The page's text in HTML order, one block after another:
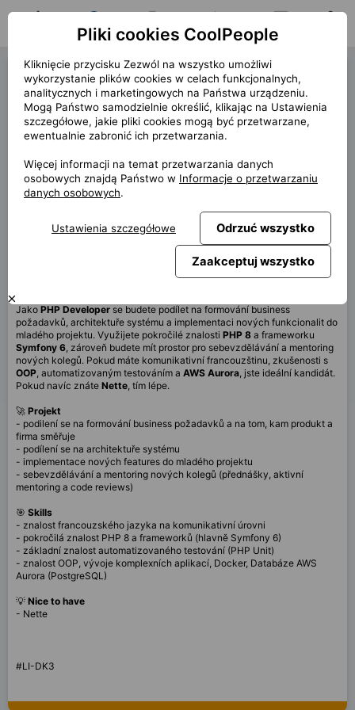
Oferty pracy Moje aplikacje Powiadomienia Wiadomości
PHP Developer (42364)
« wstecz
Lokalizacja
Praha
rozpoczęcia
Umowa
Umowa o pracę Klient
Ta oferta nie jest aktualnie dostępna
Jako PHP Developer se budete podílet na formování business
požadavků, architektuře systému a implementaci nových funkcionalit do
mladého projektu. Využijete pokročilé znalosti PHP 8 a frameworku
Symfony 6, zároveň budete mít prostor pro sebevzdělávání a mentoring
nových kolegů. Pokud máte komunikativní francouzštinu, zkušenosti s
OOP, automatizovaným testováním a AWS Aurora, jste ideální kandidát.
Pokud navíc znáte Nette, tím lépe.
🚀 Projekt
- podilení se na formování business požadavků a na tom, kam produkt a
firma směřuje
- podílení se na architektuře systému
- implementace nových features do mladého projektu
- sebevzdělávání a mentoring nových kolegů (přednášky, aktivní
mentoring a code reviews)
🎯 Skills
- znalost francouzského jazyka na komunikativní úrovni
- pokročilá znalost PHP 8 a frameworků (hlavně Symfony 6)
- základní znalost automatizovaného testování (PHP Unit)
- znalost OOP, vývoje komplexních aplikací, Docker, Databáze AWS
Aurora (PostgreSQL)
💡 Nice to have
- Nette
#LI-DK3
Pliki cookies CoolPeople
Kliknięcie przycisku Zezwól na wszystko umożliwi
wykorzystanie plików cookies w celach funkcjonalnych,
analitycznych i marketingowych na Państwa urządzeniu.
Mogą Państwo samodzielnie określić, klikając na Ustawienia
szczegółowe, jakie pliki cookies mogą być przetwarzane,
ewentualnie zabronić ich przetwarzania.
Więcej informacji na temat przetwarzania danych
osobowych znajdą Państwo w Informacje o przetwarzaniu
danych osobowych.
Ustawienia szczegółowe Odrzuć wszystko
Zaakceptuj wszystko